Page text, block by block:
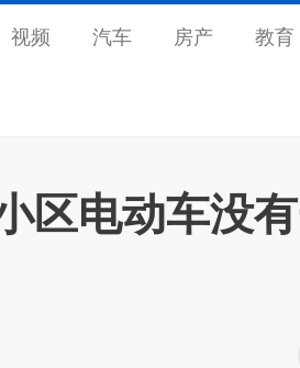
视频 汽车 房产 教育
区电动车没